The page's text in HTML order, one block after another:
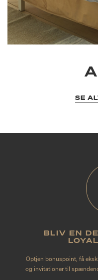
SE
BLIV EN
Optjen bonuspoint, få
og invitationer til